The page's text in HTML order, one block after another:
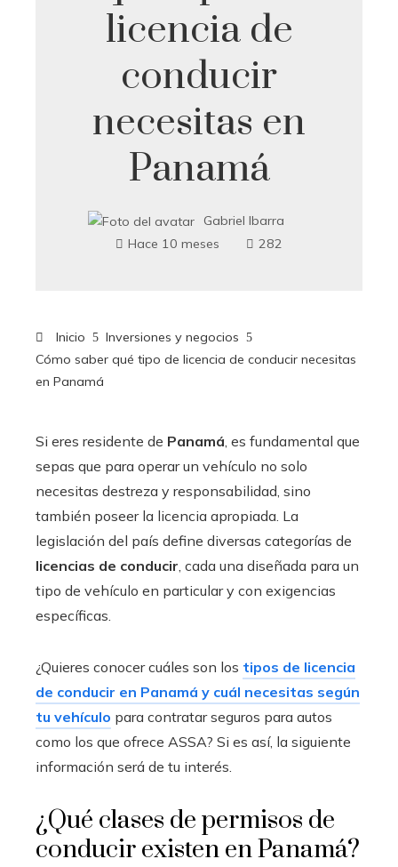
licencia de
conducir
necesitas en
Panamá
Gabriel Ibarra
Hace 10 meses
282
Inicio
Inversiones y negocios
Cómo saber qué tipo de licencia de conducir necesitas
en Panamá
Si eres residente de Panamá , es fundamental que
sepas que para operar un vehículo no solo
necesitas destreza y responsabilidad, sino
también poseer la licencia apropiada. La
legislación del país define diversas categorías de
licencias de conducir , cada una diseñada para un
tipo de vehículo en particular y con exigencias
específicas.
¿Quieres conocer cuáles son los tipos de licencia
de conducir en Panamá y cuál necesitas según
tu vehículo para contratar seguros para autos
como los que ofrece ASSA? Si es así, la siguiente
información será de tu interés.
¿Qué clases de permisos de
conducir existen en Panamá?